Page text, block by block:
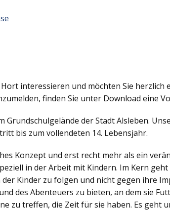
interessieren und möchten Sie herzlich
finden Sie unter Download eine
Grundschulgelände der Stadt Alsleben.
bis zum vollendeten 14. Lebensjahr.
Konzept und erst recht mehr als ein
in der Arbeit mit Kindern. Im Kern
der Kinder zu folgen und nicht gegen ihre
des Abenteuers zu bieten, an dem sie
zu treffen, die Zeit für sie haben. Es geht